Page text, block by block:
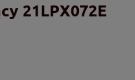
21LPX072E